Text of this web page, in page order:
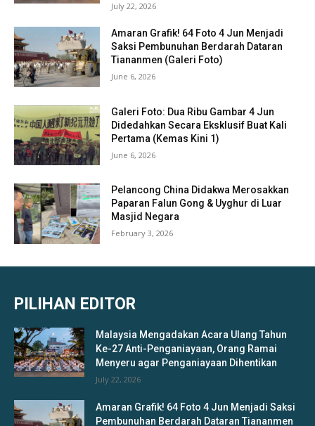
July 22, 2026
Amaran Grafik! 64 Foto 4 Jun Menjadi
Saksi Pembunuhan Berdarah Dataran
Tiananmen (Galeri Foto)
June 6, 2026
Galeri Foto: Dua Ribu Gambar 4 Jun
Didedahkan Secara Eksklusif Buat Kali
Pertama (Kemas Kini 1)
June 6, 2026
Pelancong China Didakwa Merosakkan
Paparan Falun Gong & Uyghur di Luar
Masjid Negara
February 3, 2026
PILIHAN EDITOR
Malaysia Mengadakan Acara Ulang Tahun
Ke-27 Anti-Penganiayaan, Orang Ramai
Menyeru agar Penganiayaan Dihentikan
July 22, 2026
Amaran Grafik! 64 Foto 4 Jun Menjadi Saksi
Pembunuhan Berdarah Dataran Tiananmen